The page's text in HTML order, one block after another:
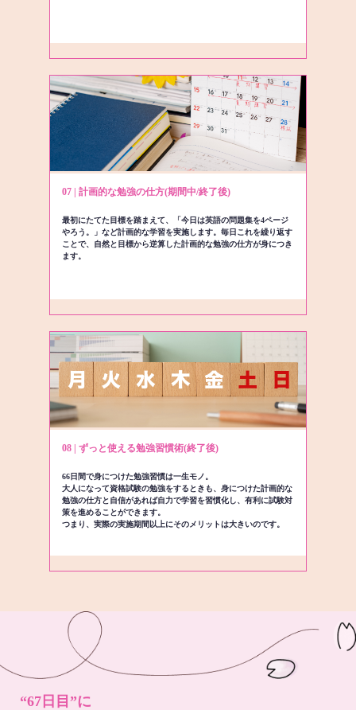
07 | 計画的な勉強の仕方(期間中/終了後)
最初にたてた目標を踏まえて、「今日は英語の問題集を4ページ
やろう。」など計画的な学習を実施します。毎日これを繰り返す
ことで、自然と目標から逆算した計画的な勉強の仕方が身につき
ます。
08 | ずっと使える勉強習慣術(終了後)
66日間で身につけた勉強習慣は一生モノ。
大人になって資格試験の勉強をするときも、身につけた計画的な
勉強の仕方と自信があれば自力で学習を習慣化し、有利に試験対
策を進めることができます。
つまり、実際の実施期間以上にそのメリットは大きいのです。
“67日目”に